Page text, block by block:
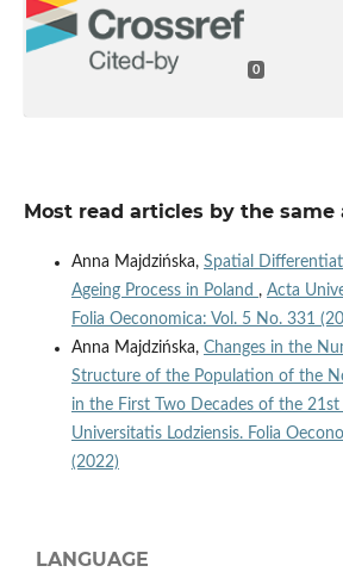
0
Most read articles by the same
Anna Majdzińska, Spatial
Ageing Process in Poland , Acta
Folia Oeconomica: Vol. 5 No. 331
Anna Majdzińska, Changes in the
Structure of the Population of the
in the First Two Decades of the
Universitatis Lodziensis. Folia
(2022)
LANGUAGE